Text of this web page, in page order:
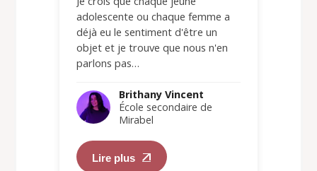
adolescente ou chaque femme a
déjà eu le sentiment d'être un
objet et je trouve que nous n'en
parlons pas…
Brithany Vincent
École secondaire de
Mirabel
Lire plus